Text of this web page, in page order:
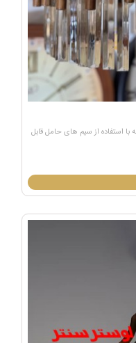
استفاده از سیم های حامل قابل